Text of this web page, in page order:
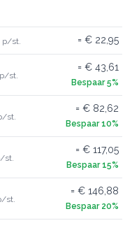
€ 22,95
€ 43,61
€ 82,62
€ 117,05
€ 146,88